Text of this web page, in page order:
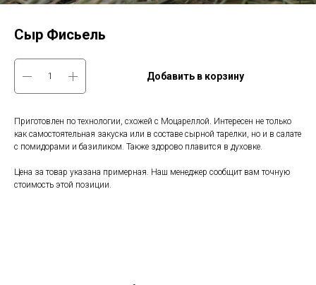
Сыр Фисьель
Добавить в корзину
Приготовлен по технологии, схожей с Моцареллой. Интересен не только
как самостоятельная закуска или в составе сырной тарелки, но и в салате
с помидорами и базиликом. Также здорово плавится в духовке.
Цена за товар указана примерная. Наш менеджер сообщит вам точную
стоимость этой позиции.